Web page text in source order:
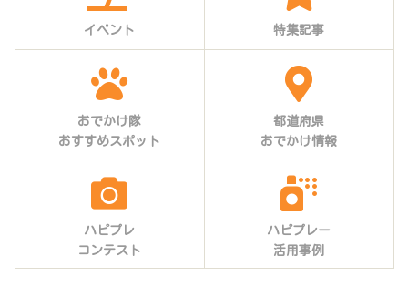
イベント 特集記事
おでかけ隊
おすすめスポット
都道府県
おでかけ情報
ハピプレ
コンテスト
ハピプレー
活用事例